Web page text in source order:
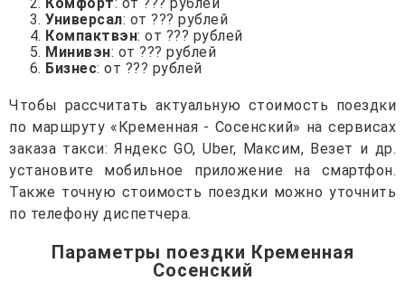
Универсал: от ??? рублей
Компактвэн: от ??? рублей
Минивэн: от ??? рублей
Бизнес: от ??? рублей
Чтобы рассчитать актуальную стоимость поездки
по маршруту «Кременная - Сосенский» на сервисах
заказа такси: Яндекс GO, Uber, Максим, Везет и др.
установите мобильное приложение на смартфон.
Также точную стоимость поездки можно уточнить
по телефону диспетчера.
Параметры поездки Кременная
Сосенский